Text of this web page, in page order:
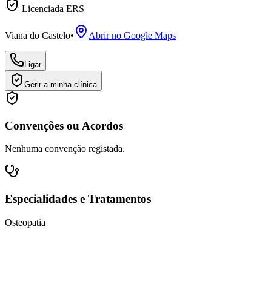
Licenciada ERS
Viana do Castelo• Abrir no Google Maps
Ligar
Gerir a minha clínica
Convenções ou Acordos
Nenhuma convenção registada.
Especialidades e Tratamentos
Osteopatia